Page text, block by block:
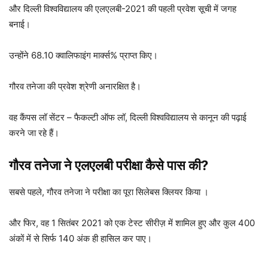
और दिल्ली विश्वविद्यालय की एलएलबी-2021 की पहली प्रवेश सूची में जगह
बनाई।
उन्होंने 68.10 क्वालिफाइंग मार्क्स% प्राप्त किए।
गौरव तनेजा की प्रवेश श्रेणी अनारक्षित है।
वह कैंपस लॉ सेंटर – फैकल्टी ऑफ लॉ, दिल्ली विश्वविद्यालय से कानून की पढ़ाई
करने जा रहे हैं।
गौरव तनेजा ने एलएलबी परीक्षा कैसे पास की?
सबसे पहले, गौरव तनेजा ने परीक्षा का पूरा सिलेबस क्लियर किया ।
और फिर, वह 1 सितंबर 2021 को एक टेस्ट सीरीज़ में शामिल हुए और कुल 400
अंकों में से सिर्फ 140 अंक ही हासिल कर पाए।